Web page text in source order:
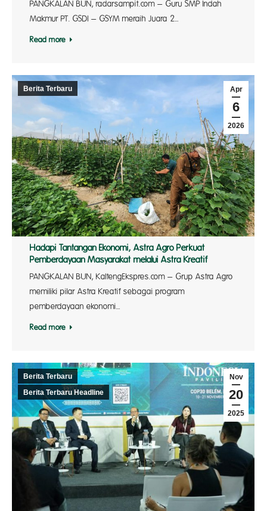
PANGKALAN BUN, radarsampit.com – Guru SMP Indah
Makmur PT. GSDI – GSYM meraih Juara 2…
Read more
Apr
6
2026
Berita Terbaru
Hadapi Tantangan Ekonomi, Astra Agro Perkuat
Pemberdayaan Masyarakat melalui Astra Kreatif
PANGKALAN BUN, KaltengEkspres.com – Grup Astra Agro
memiliki pilar Astra Kreatif sebagai program
pemberdayaan ekonomi…
Read more
Nov
20
2025
Berita Terbaru
Berita Terbaru Headline